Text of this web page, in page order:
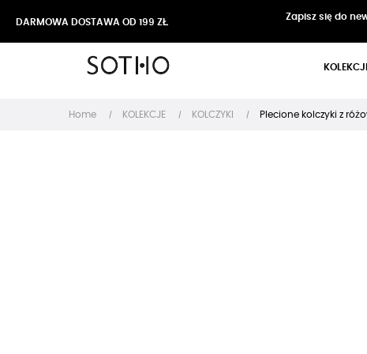
DARMOWA DOSTAWA OD 199 ZŁ
Zapisz się do
Home KOLEKCJE KOLCZYKI Plecione kolczyki z